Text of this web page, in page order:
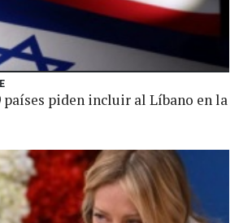
piden incluir al Líbano en la